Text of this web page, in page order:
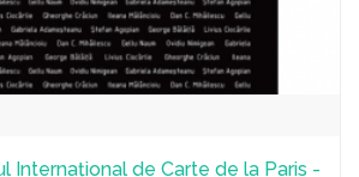
Internațional de Carte de la Paris -